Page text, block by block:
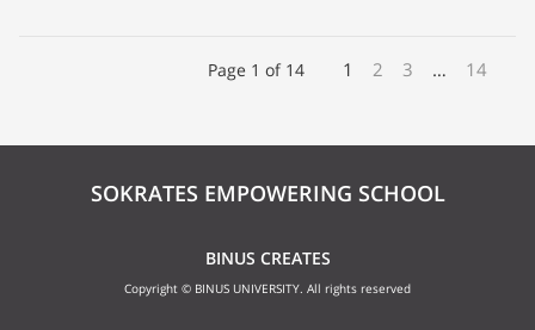
Page 1 of 14 1 2 3 … 14
SOKRATES EMPOWERING SCHOOL
BINUS CREATES
Copyright © BINUS UNIVERSITY. All rights reserved